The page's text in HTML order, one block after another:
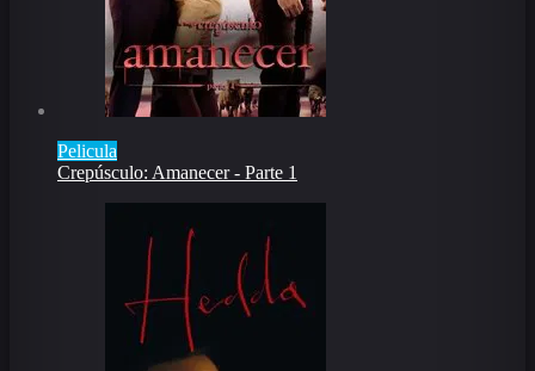
Pelicula
Crepúsculo: Amanecer - Parte 1